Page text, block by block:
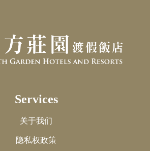
Services
关于我们
隐私权政策